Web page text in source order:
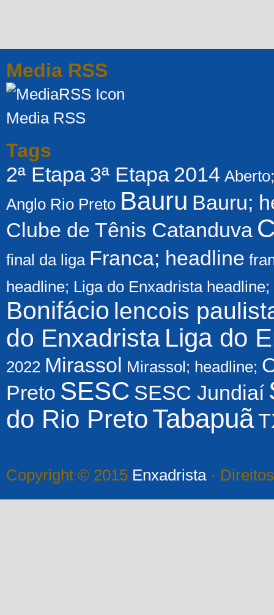
Media RSS
Media RSS
Tags
2ª Etapa 3ª Etapa 2014
Anglo Rio Preto Bauru Bauru;
Clube de Tênis Catanduva
final da liga Franca; headline
headline; Liga do Enxadrista
Bonifácio lencois
do Enxadrista Liga do
2022 Mirassol Mirassol; headline;
Preto SESC SESC Jundiaí
do Rio PretoTabapuã
Copyright © 2015 Enxadrista·